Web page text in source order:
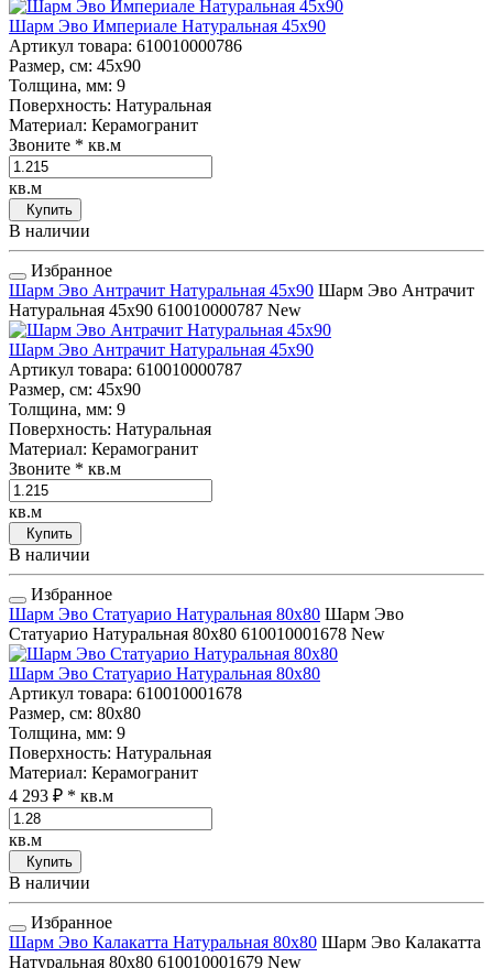
Шарм Эво Империале Натуральная 45x90
Артикул товара: 610010000786
Размер, см: 45x90
Толщина, мм: 9
Поверхность: Натуральная
Материал: Керамогранит
Звоните * кв.м
кв.м
Купить
В наличии
Избранное
Шарм Эво Антрачит Натуральная 45x90 Шарм Эво Антрачит
Натуральная 45x90 610010000787 New
Шарм Эво Антрачит Натуральная 45x90
Артикул товара: 610010000787
Размер, см: 45x90
Толщина, мм: 9
Поверхность: Натуральная
Материал: Керамогранит
Звоните * кв.м
кв.м
Купить
В наличии
Избранное
Шарм Эво Статуарио Натуральная 80x80 Шарм Эво
Статуарио Натуральная 80x80 610010001678 New
Шарм Эво Статуарио Натуральная 80x80
Артикул товара: 610010001678
Размер, см: 80x80
Толщина, мм: 9
Поверхность: Натуральная
Материал: Керамогранит
4 293 ₽ * кв.м
кв.м
Купить
В наличии
Избранное
Шарм Эво Калакатта Натуральная 80x80 Шарм Эво Калакатта
Натуральная 80x80 610010001679 New